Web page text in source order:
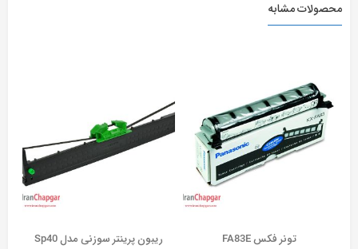
محصولات مشابه
تونر فکس FA83E ریبون پرینتر سوزنی مدل Sp40